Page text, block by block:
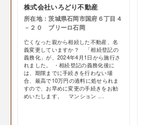
株式会社いろどり不動産
所在地：茨城県石岡市国府６丁目４
－２０ ブリーロ石岡
亡くなった親から相続した不動産、名
義変更していますか？ 「相続登記の
義務化」が、2024年4月1日から施行さ
れました。 ・相続登記の義務化後に
は、期限までに手続きを行わない場
合、最高で10万円の過料に処せられま
すので、お早めに変更の手続きをお勧
めいたします。 マンション ...